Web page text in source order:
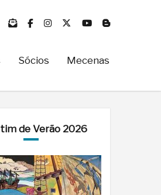
Sócios Mecenas
de Verão 2026